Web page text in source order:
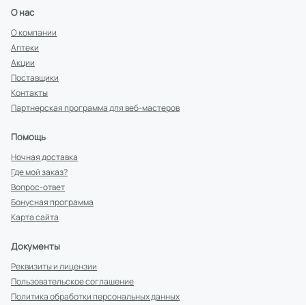
О нас
О компании
Аптеки
Акции
Поставщики
Контакты
Партнерская программа для веб-мастеров
Помощь
Ночная доставка
Где мой заказ?
Вопрос-ответ
Бонусная программа
Карта сайта
Документы
Реквизиты и лицензии
Пользовательское соглашение
Политика обработки персональных данных